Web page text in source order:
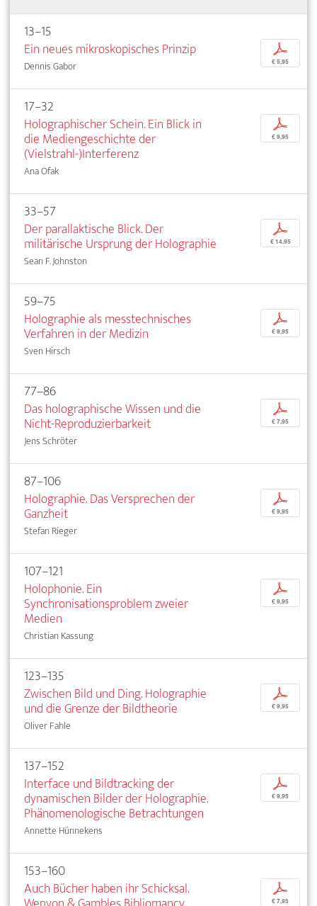
13–15
Ein neues mikroskopisches Prinzip
Dennis Gabor
p
€ 5,95
17–32
Holographischer Schein. Ein Blick in
die Mediengeschichte der
(Vielstrahl-)Interferenz
Ana Ofak
p
€ 9,95
33–57
Der parallaktische Blick. Der
militärische Ursprung der Holographie
Sean F. Johnston
p
€ 14,95
59–75
Holographie als messtechnisches
Verfahren in der Medizin
Sven Hirsch
p
€ 9,95
77–86
Das holographische Wissen und die
Nicht-Reproduzierbarkeit
Jens Schröter
p
€ 7,95
87–106
Holographie. Das Versprechen der
Ganzheit
Stefan Rieger
p
€ 9,95
107–121
Holophonie. Ein
Synchronisationsproblem zweier
Medien
Christian Kassung
p
€ 9,95
123–135
Zwischen Bild und Ding. Holographie
und die Grenze der Bildtheorie
Oliver Fahle
p
€ 9,95
137–152
Interface und Bildtracking der
dynamischen Bilder der Holographie.
Phänomenologische Betrachtungen
Annette Hünnekens
p
€ 9,95
153–160
Auch Bücher haben ihr Schicksal.
p
€ 7,95